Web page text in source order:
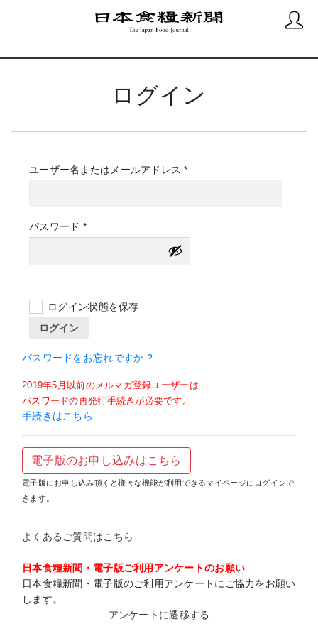
ログイン
ユーザー名またはメールアドレス*必
パスワード *必
須
ログイン状態を保存
ログイン
パスワードをお忘れですか ?
2019年5月以前のメルマガ登録ユーザーは
パスワードの再発行手続きが必要です。
手続きはこちら
電子版のお申し込みはこちら
電子版にお申し込み頂くと様々な機能が利用できるマイページにログインで
きます。
よくあるご質問はこちら
日本食糧新聞・電子版ご利用アンケートのお願い
日本食糧新聞・電子版のご利用アンケートにご協力をお願い
します。
アンケートに遷移する